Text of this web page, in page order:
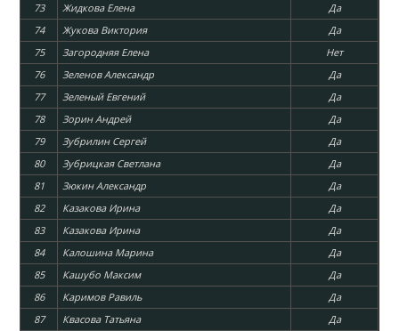
73
Жидкова Елена
Да
74
Жукова Виктория
Да
75
Загородняя Елена
Нет
76
Зеленов Александр
Да
77
Зеленый Евгений
Да
78
Зорин Андрей
Да
79
Зубрилин Сергей
Да
80
Зубрицкая Светлана
Да
81
Зюкин Александр
Да
82
Казакова Ирина
Да
83
Казакова Ирина
Да
84
Калошина Марина
Да
85
Кашубо Максим
Да
86
Каримов Равиль
Да
87
Квасова Татьяна
Да